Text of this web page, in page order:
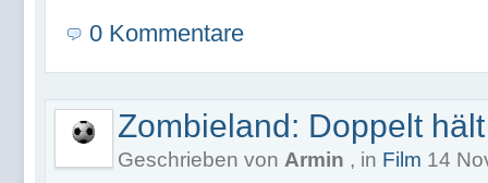
0 Kommentare
Zombieland: Doppelt
Geschrieben von Armin , in Film 14